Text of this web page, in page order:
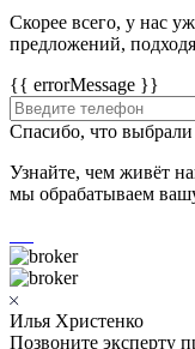
Скорее всего, у нас
предложений,
{{ errorMessage }}
Спасибо, что выбрали
Узнайте, чем живёт
мы обрабатываем
Илья Христенко
Позвоните эксперту